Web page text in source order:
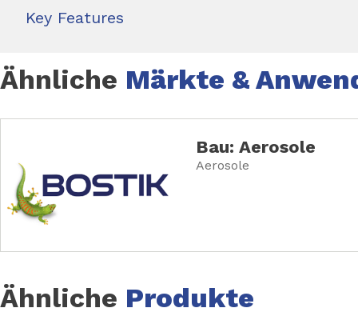
Key Features
Ähnliche Märkte &
Bau: Aerosole
Aerosole
Ähnliche Produkte